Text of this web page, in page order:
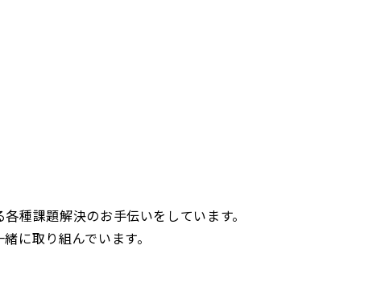
種課題解決のお手伝いをしています。
に取り組んでいます。